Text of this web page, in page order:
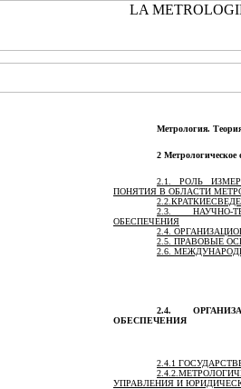
Метрология.
2
2.1. РОЛЬ
ПОНЯТИЯ В ОБЛАСТИ
2.3. НАУЧНО-
ОБЕСПЕЧЕНИЯ
2.4.
2.5. ПРАВОВЫЕ
2.6.
2.4.
ОБЕСПЕЧЕНИЯ
2.4.1
УПРАВЛЕНИЯ И